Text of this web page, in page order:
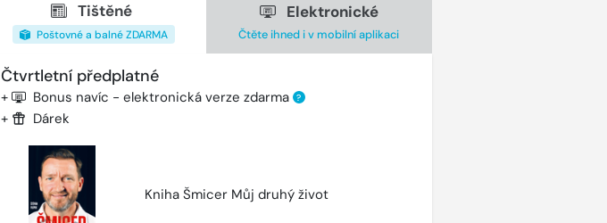
Tištěné
Poštovné a balné ZDARMA
Elektronické
Čtěte ihned i v mobilní aplikaci
Čtvrtletní předplatné
+ Bonus navíc - elektronická verze zdarma ?
+ Dárek
Kniha Šmicer Můj druhý život